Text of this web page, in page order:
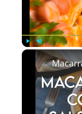
Unmute